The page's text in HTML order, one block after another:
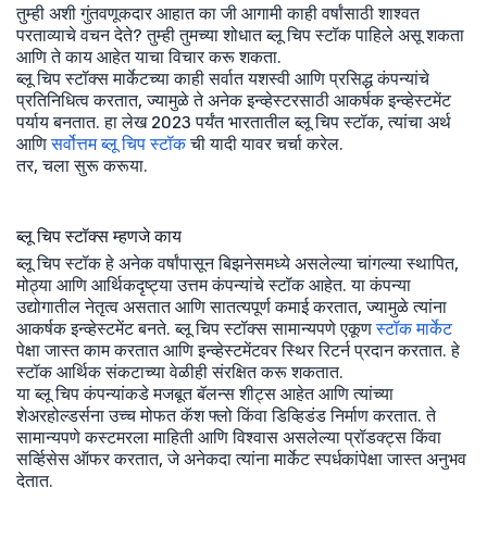
तुम्ही अशी गुंतवणूकदार आहात का जी आगामी काही वर्षांसाठी शाश्वत
परताव्याचे वचन देते? तुम्ही तुमच्या शोधात ब्लू चिप स्टॉक पाहिले असू शकता
आणि ते काय आहेत याचा विचार करू शकता.
ब्लू चिप स्टॉक्स मार्केटच्या काही सर्वात यशस्वी आणि प्रसिद्ध कंपन्यांचे
प्रतिनिधित्व करतात, ज्यामुळे ते अनेक इन्व्हेस्टरसाठी आकर्षक इन्व्हेस्टमेंट
पर्याय बनतात. हा लेख 2023 पर्यंत भारतातील ब्लू चिप स्टॉक, त्यांचा अर्थ
आणिसर्वोत्तम ब्लू चिप स्टॉकची यादी यावर चर्चा करेल.
तर, चला सुरू करूया.
ब्लू चिप स्टॉक्स म्हणजे काय
ब्लू चिप स्टॉक हे अनेक वर्षांपासून बिझनेसमध्ये असलेल्या चांगल्या स्थापित,
मोठ्या आणि आर्थिकदृष्ट्या उत्तम कंपन्यांचे स्टॉक आहेत. या कंपन्या
उद्योगातील नेतृत्व असतात आणि सातत्यपूर्ण कमाई करतात, ज्यामुळे त्यांना
आकर्षक इन्व्हेस्टमेंट बनते. ब्लू चिप स्टॉक्स सामान्यपणे एकूणस्टॉक मार्केट
पेक्षा जास्त काम करतात आणि इन्व्हेस्टमेंटवर स्थिर रिटर्न प्रदान करतात. हे
स्टॉक आर्थिक संकटाच्या वेळीही संरक्षित करू शकतात.
या ब्लू चिप कंपन्यांकडे मजबूत बॅलन्स शीट्स आहेत आणि त्यांच्या
शेअरहोल्डर्सना उच्च मोफत कॅश फ्लो किंवा डिव्हिडंड निर्माण करतात. ते
सामान्यपणे कस्टमरला माहिती आणि विश्वास असलेल्या प्रॉडक्ट्स किंवा
सर्व्हिसेस ऑफर करतात, जे अनेकदा त्यांना मार्केट स्पर्धकांपेक्षा जास्त अनुभव
देतात.